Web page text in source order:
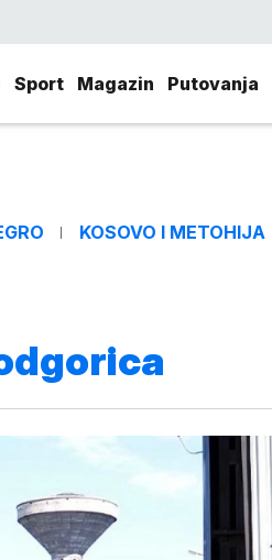
Sport Magazin Putovanja
KOSOVO I METOHIJA